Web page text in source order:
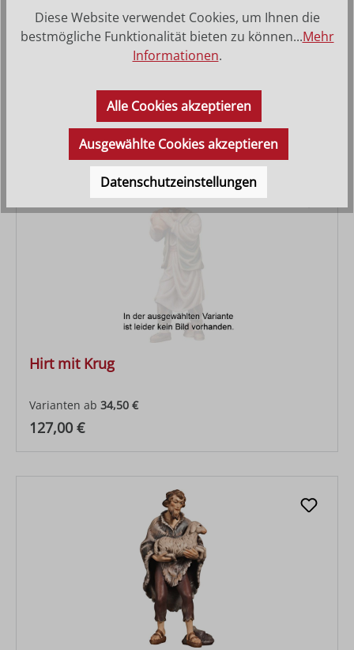
Magd stehend mit Korb
34,50 €
Regulärer Preis:
Hirt mit Krug
Varianten ab 34,50 €
Regulärer Preis:
127,00 €
Diese Website verwendet Cookies, um Ihnen die
bestmögliche Funktionalität bieten zu können...Mehr
Informationen.
Alle Cookies akzeptieren
Ausgewählte Cookies akzeptieren
Datenschutzeinstellungen